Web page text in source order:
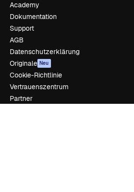
Academy
Dokumentation
Support
AGB
Datenschutzerklärung
Originale Neu
Cookie-Richtlinie
Vertrauenszentrum
Partner